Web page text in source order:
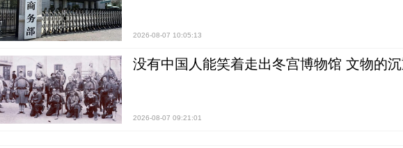
2026-08-07 10:05:13
没有中国人能笑着走出冬宫博物馆 文物的
2026-08-07 09:21:01